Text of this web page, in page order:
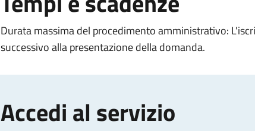
Durata massima del procedimento amministrativo:
successivo alla presentazione della domanda.
Accedi al servizio